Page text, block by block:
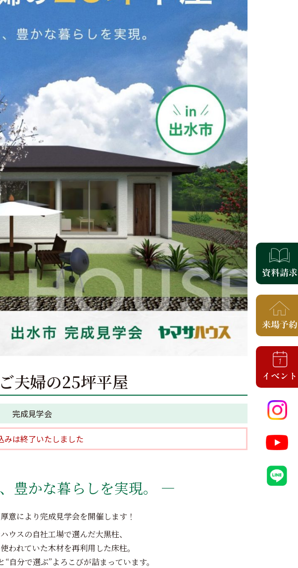
夫婦の25坪平屋
完成見学会
みは終了いたしました
豊かな暮らしを実現。 ―
意により完成見学会を開催します！
ウスの自社工場で選んだ大黒柱、
われていた木材を再利用した床柱。
自分で選ぶ”よろこびが詰まっています。